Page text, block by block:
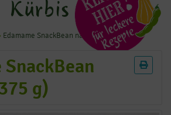
Kürbis
Edamame SnackBean naturell (375 g)
SnackBean
g)